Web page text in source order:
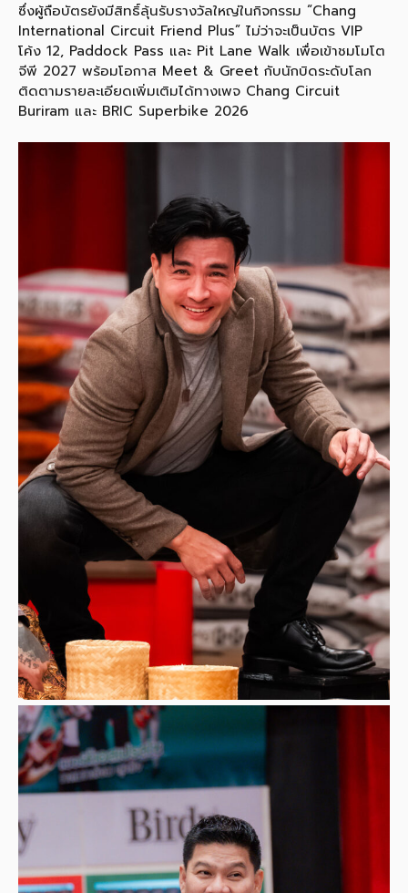
ซึ่งผู้ถือบัตรยังมีสิทธิ์ลุ้นรับรางวัลใหญ่ในกิจกรรม “Chang
International Circuit Friend Plus” ไม่ว่าจะเป็นบัตร VIP
โค้ง 12, Paddock Pass และ Pit Lane Walk เพื่อเข้าชมโมโต
จีพี 2027 พร้อมโอกาส Meet & Greet กับนักบิดระดับโลก
ติดตามรายละเอียดเพิ่มเติมได้ทางเพจ Chang Circuit
Buriram และ BRIC Superbike 2026